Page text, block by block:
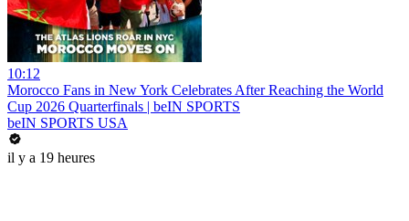
10:12
Morocco Fans in New York Celebrates After Reaching the World
Cup 2026 Quarterfinals | beIN SPORTS
beIN SPORTS USA
il y a 19 heures